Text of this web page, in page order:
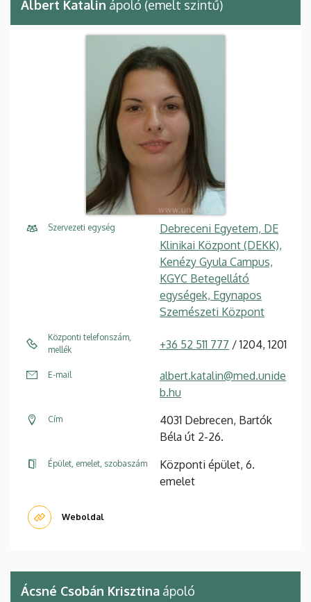
Albert Katalin ápoló (emelt szintű)
Szervezeti egység
Debreceni Egyetem, DE
Klinikai Központ (DEKK),
Kenézy Gyula Campus,
KGYC Betegellátó
egységek, Egynapos
Szemészeti Központ
Központi telefonszám,
mellék
+36 52 511 777 / 1204, 1201
E-mail
albert.katalin@med.unide
b.hu
Cím
4031 Debrecen, Bartók
Béla út 2-26.
Épület, emelet, szobaszám
Központi épület, 6.
emelet
Weboldal
Ácsné Csobán Krisztina ápoló